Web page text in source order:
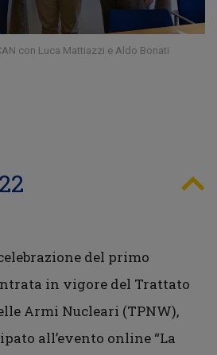
con Luca Mattiazzi e Aldo Bonati
del primo
in vigore del Trattato
Armi Nucleari (TPNW),
all’evento online “La